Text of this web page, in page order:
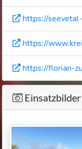
https://
https://
https://florian-
Einsatzbilder